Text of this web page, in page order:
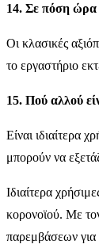
14. Σε πόση ώρα
Οι κλασικές
το εργαστήριο
15. Πού αλλού
Είναι ιδιαίτερα
μπορούν να
Ιδιαίτερα
κορονοϊού. Με
παρεμβάσεων για